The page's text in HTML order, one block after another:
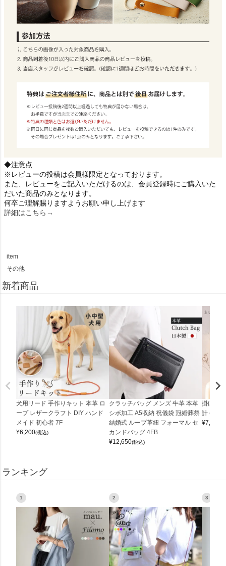
◆注意点
※レビューの投稿は会員様限定となっております。
また、レビューをご記入いただけるのは、会員登録時にご購入いた
だいた商品のみとなります。
何卒ご理解賜りますようお願い申し上げます
詳細はこちら→
item
その他
新着商品
犬用リード 手作りキット 本革 ロ
ープ レザークラフト DIY ハンド
メイド 初心者 7F
¥6,200(税込)
クラッチバッグ メンズ 牛革 本革
シボ加工 A5収納 祝儀袋 冠婚葬祭
結婚式 ループ革紐 フォーマル セ
カンドバッグ 4FB
¥12,650(税込)
掛け時
計
¥7,150
ランキング
1 2 3